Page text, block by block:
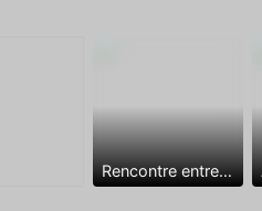
Rencontre entre mecs